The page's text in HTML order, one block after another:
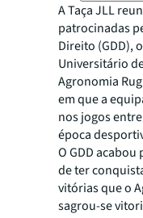
A Taça JLL
patrocinadas
Direito (GDD),
Universitário
Agronomia
em que a
nos jogos
época
O GDD acabou
de ter
vitórias que o
sagrou-se